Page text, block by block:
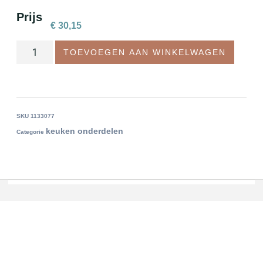
Prijs
€ 30,15
TOEVOEGEN AAN WINKELWAGEN
SKU 1133077
Categorie keuken onderdelen